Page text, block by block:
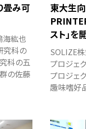
畳み可
海紘也
究科の
科の五
の佐藤
東大生
スト」
SOLIZE
プロジェ
プロジェ
趣味嗜好